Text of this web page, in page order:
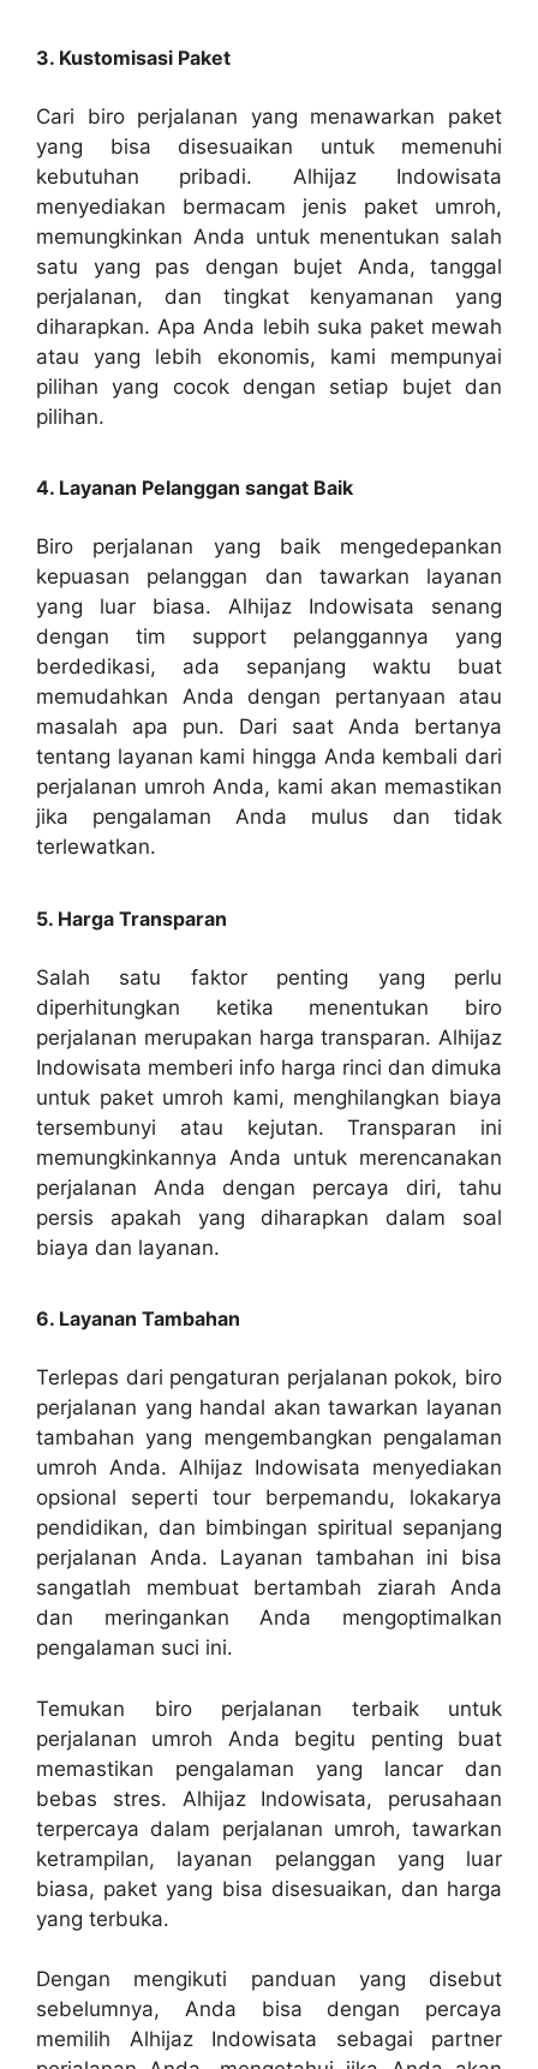
3. Kustomisasi Paket
Cari biro perjalanan yang menawarkan paket
yang bisa disesuaikan untuk memenuhi
kebutuhan pribadi. Alhijaz Indowisata
menyediakan bermacam jenis paket umroh,
memungkinkan Anda untuk menentukan salah
satu yang pas dengan bujet Anda, tanggal
perjalanan, dan tingkat kenyamanan yang
diharapkan. Apa Anda lebih suka paket mewah
atau yang lebih ekonomis, kami mempunyai
pilihan yang cocok dengan setiap bujet dan
pilihan.
4. Layanan Pelanggan sangat Baik
Biro perjalanan yang baik mengedepankan
kepuasan pelanggan dan tawarkan layanan
yang luar biasa. Alhijaz Indowisata senang
dengan tim support pelanggannya yang
berdedikasi, ada sepanjang waktu buat
memudahkan Anda dengan pertanyaan atau
masalah apa pun. Dari saat Anda bertanya
tentang layanan kami hingga Anda kembali dari
perjalanan umroh Anda, kami akan memastikan
jika pengalaman Anda mulus dan tidak
terlewatkan.
5. Harga Transparan
Salah satu faktor penting yang perlu
diperhitungkan ketika menentukan biro
perjalanan merupakan harga transparan. Alhijaz
Indowisata memberi info harga rinci dan dimuka
untuk paket umroh kami, menghilangkan biaya
tersembunyi atau kejutan. Transparan ini
memungkinkannya Anda untuk merencanakan
perjalanan Anda dengan percaya diri, tahu
persis apakah yang diharapkan dalam soal
biaya dan layanan.
6. Layanan Tambahan
Terlepas dari pengaturan perjalanan pokok, biro
perjalanan yang handal akan tawarkan layanan
tambahan yang mengembangkan pengalaman
umroh Anda. Alhijaz Indowisata menyediakan
opsional seperti tour berpemandu, lokakarya
pendidikan, dan bimbingan spiritual sepanjang
perjalanan Anda. Layanan tambahan ini bisa
sangatlah membuat bertambah ziarah Anda
dan meringankan Anda mengoptimalkan
pengalaman suci ini.
Temukan biro perjalanan terbaik untuk
perjalanan umroh Anda begitu penting buat
memastikan pengalaman yang lancar dan
bebas stres. Alhijaz Indowisata, perusahaan
terpercaya dalam perjalanan umroh, tawarkan
ketrampilan, layanan pelanggan yang luar
biasa, paket yang bisa disesuaikan, dan harga
yang terbuka.
Dengan mengikuti panduan yang disebut
sebelumnya, Anda bisa dengan percaya
memilih Alhijaz Indowisata sebagai partner